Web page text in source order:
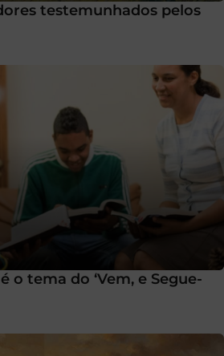
testemunhados pelos
o tema do ‘Vem, e Segue-